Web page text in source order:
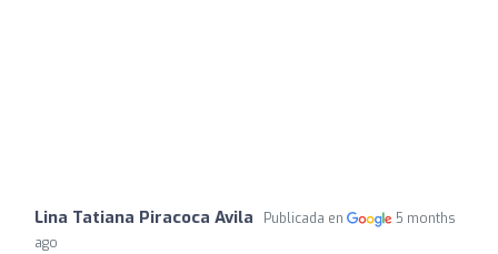
Lina Tatiana Piracoca Avila Publicada en
5 months
ago